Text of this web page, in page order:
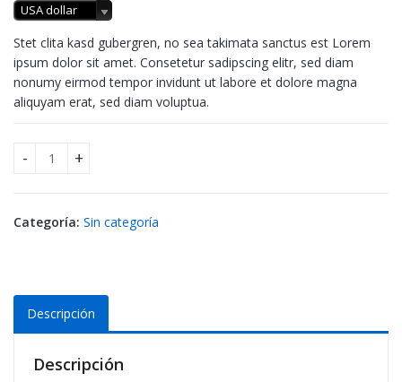
USA dollar
Stet clita kasd gubergren, no sea takimata sanctus est Lorem
ipsum dolor sit amet. Consetetur sadipscing elitr, sed diam
nonumy eirmod tempor invidunt ut labore et dolore magna
aliquyam erat, sed diam voluptua.
Unique For Men Black Formal Short cantidad
Categoría: Sin categoría
Descripción
Descripción